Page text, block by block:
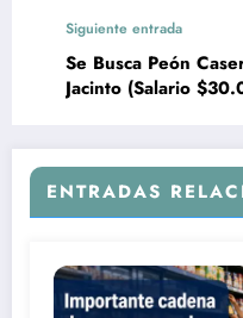
Siguiente entrada
Se Busca Peón
Jacinto (Salario
ENTRADAS